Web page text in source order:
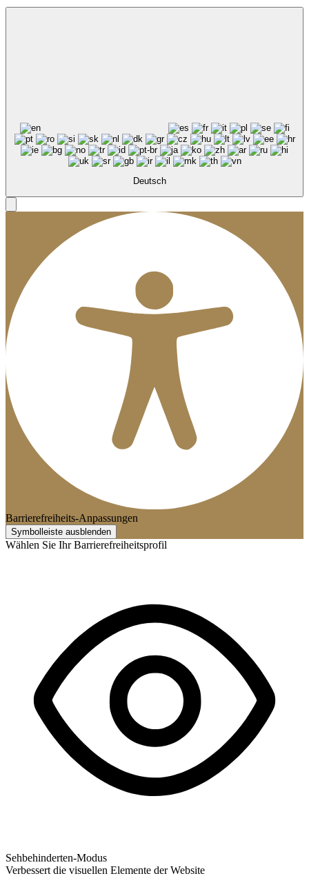
Deutsch
Barrierefreiheits-Anpassungen
Symbolleiste ausblenden
Wählen Sie Ihr Barrierefreiheitsprofil
Sehbehinderten-Modus
Verbessert die visuellen Elemente der Website